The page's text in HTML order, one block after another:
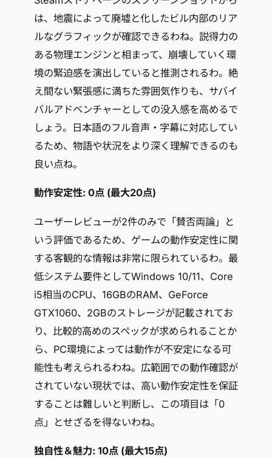
は、地震によって廃墟と化したビル内部のリア
ルなグラフィックが確認できるわね。説得力の
ある物理エンジンと相まって、崩壊していく環
境の緊迫感を演出していると推測されるわ。絶
え間ない緊張感に満ちた雰囲気作りも、サバイ
バルアドベンチャーとしての没入感を高めるで
しょう。日本語のフル音声・字幕に対応してい
るため、物語や状況をより深く理解できるのも
良い点ね。
動作安定性: 0点 (最大20点)
ユーザーレビューが2件のみで「賛否両論」と
いう評価であるため、ゲームの動作安定性に関
する客観的な情報は非常に限られているわ。最
低システム要件としてWindows 10/11、Core
i5相当のCPU、16GBのRAM、GeForce
GTX1060、2GBのストレージが記載されてお
り、比較的高めのスペックが求められることか
ら、PC環境によっては動作が不安定になる可
能性も考えられるわね。広範囲での動作確認が
されていない現状では、高い動作安定性を保証
することは難しいと判断し、この項目は「0
点」とせざるを得ないわね。
独自性＆魅力: 10点 (最大15点)